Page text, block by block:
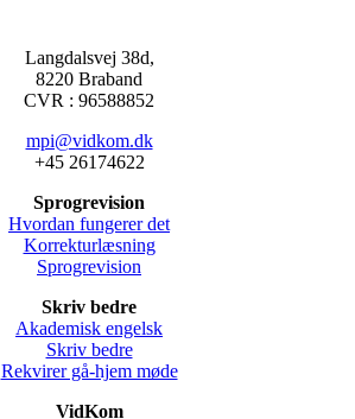
Langdalsvej 38d,
8220 Braband
CVR : 96588852
mpi@vidkom.dk
+45 26174622
Sprogrevision
Hvordan fungerer det
Korrekturlæsning
Sprogrevision
Skriv bedre
Akademisk engelsk
Skriv bedre
Rekvirer gå-hjem møde
VidKom